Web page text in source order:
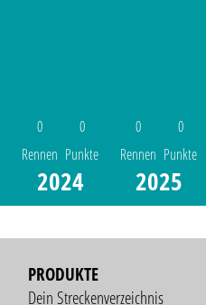
0
Rennen
0
Punkte
2024
0
Rennen
0
Punkte
2025
PRODUKTE
Dein Streckenverzeichnis